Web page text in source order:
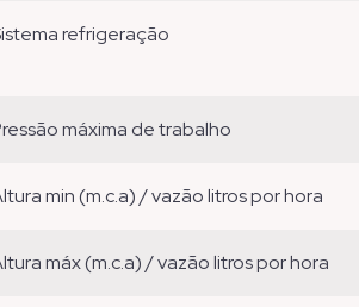
sistema refrigeração
pressão máxima de trabalho
altura min (m.c.a) / vazão litros por hora
altura máx (m.c.a) / vazão litros por hora